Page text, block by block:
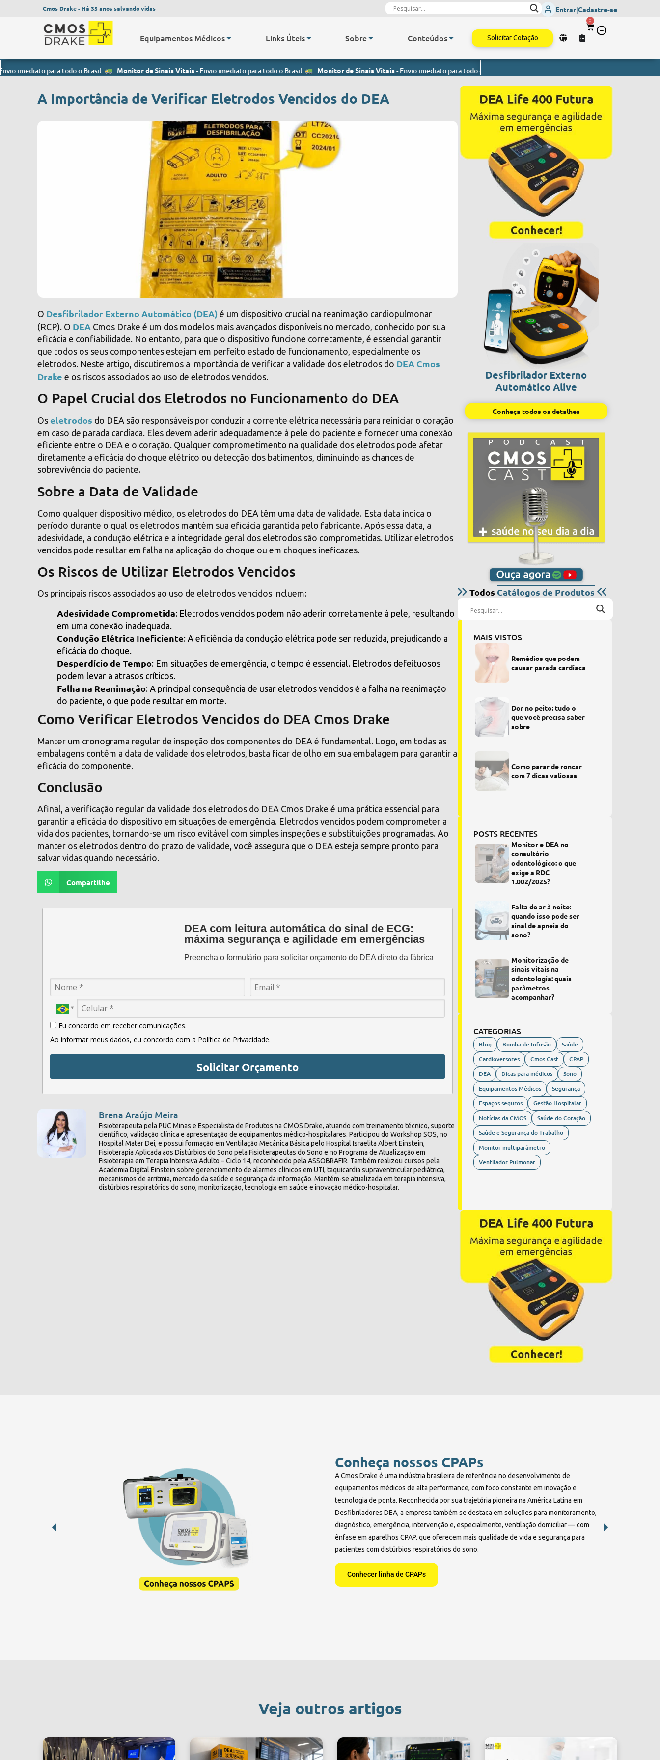
Cmos Drake - Há 35 anos salvando vidas Entrar|Cadastre-se
Equipamentos Médicos Links Úteis Sobre Conteúdos Solicitar Cotação
0
para todo o Brasil. Monitor de Sinais Vitais- Envio imediato para todo o Brasil. Monitor de Sinais Vitais- Envio imediato para todo o Brasil. Monitor de Sinais Vitais
A Importância de Verificar Eletrodos Vencidos do DEA
O Desfibrilador Externo Automático (DEA) é um dispositivo crucial na reanimação cardiopulmonar
(RCP). O DEA Cmos Drake é um dos modelos mais avançados disponíveis no mercado, conhecido por sua
eficácia e confiabilidade. No entanto, para que o dispositivo funcione corretamente, é essencial garantir
que todos os seus componentes estejam em perfeito estado de funcionamento, especialmente os
eletrodos. Neste artigo, discutiremos a importância de verificar a validade dos eletrodos do DEA Cmos
Drake e os riscos associados ao uso de eletrodos vencidos.
O Papel Crucial dos Eletrodos no Funcionamento do DEA
Oseletrodos do DEA são responsáveis por conduzir a corrente elétrica necessária para reiniciar o coração
em caso de parada cardíaca. Eles devem aderir adequadamente à pele do paciente e fornecer uma conexão
eficiente entre o DEA e o coração. Qualquer comprometimento na qualidade dos eletrodos pode afetar
diretamente a eficácia do choque elétrico ou detecção dos batimentos, diminuindo as chances de
sobrevivência do paciente.
Sobre a Data de Validade
Como qualquer dispositivo médico, os eletrodos do DEA têm uma data de validade. Esta data indica o
período durante o qual os eletrodos mantêm sua eficácia garantida pelo fabricante. Após essa data, a
adesividade, a condução elétrica e a integridade geral dos eletrodos são comprometidas. Utilizar eletrodos
vencidos pode resultar em falha na aplicação do choque ou em choques ineficazes.
Os Riscos de Utilizar Eletrodos Vencidos
Os principais riscos associados ao uso de eletrodos vencidos incluem:
Adesividade Comprometida: Eletrodos vencidos podem não aderir corretamente à pele, resultando
em uma conexão inadequada.
Condução Elétrica Ineficiente: A eficiência da condução elétrica pode ser reduzida, prejudicando a
eficácia do choque.
Desperdício de Tempo: Em situações de emergência, o tempo é essencial. Eletrodos defeituosos
podem levar a atrasos críticos.
Falha na Reanimação: A principal consequência de usar eletrodos vencidos é a falha na reanimação
do paciente, o que pode resultar em morte.
Como Verificar Eletrodos Vencidos do DEA Cmos Drake
Manter um cronograma regular de inspeção dos componentes do DEA é fundamental. Logo, em todas as
embalagens contêm a data de validade dos eletrodos, basta ficar de olho em sua embalagem para garantir a
eficácia do componente.
Conclusão
Afinal, a verificação regular da validade dos eletrodos do DEA Cmos Drake é uma prática essencial para
garantir a eficácia do dispositivo em situações de emergência. Eletrodos vencidos podem comprometer a
vida dos pacientes, tornando-se um risco evitável com simples inspeções e substituições programadas. Ao
manter os eletrodos dentro do prazo de validade, você assegura que o DEA esteja sempre pronto para
salvar vidas quando necessário.
Compartilhe
DEA com leitura automática do sinal de ECG:
máxima segurança e agilidade em emergências
Preencha o formulário para solicitar orçamento do DEA direto da fábrica
Eu concordo em receber comunicações.
Ao informar meus dados, eu concordo com a Política de Privacidade.
Solicitar Orçamento
Brena Araújo Meira
Fisioterapeuta pela PUC Minas e Especialista de Produtos na CMOS Drake, atuando com treinamento técnico, suporte
científico, validação clínica e apresentação de equipamentos médico-hospitalares. Participou do Workshop SOS, no
Hospital Mater Dei, e possui formação em Ventilação Mecânica Básica pelo Hospital Israelita Albert Einstein,
Fisioterapia Aplicada aos Distúrbios do Sono pela Fisioterapeutas do Sono e no Programa de Atualização em
Fisioterapia em Terapia Intensiva Adulto – Ciclo 14, reconhecido pela ASSOBRAFIR. Também realizou cursos pela
Academia Digital Einstein sobre gerenciamento de alarmes clínicos em UTI, taquicardia supraventricular pediátrica,
mecanismos de arritmia, mercado da saúde e segurança da informação. Mantém-se atualizada em terapia intensiva,
distúrbios respiratórios do sono, monitorização, tecnologia em saúde e inovação médico-hospitalar.
Desfibrilador Externo
Automático Alive
Conheça todos os detalhes
Todos Catálogos de Produtos
MAIS VISTOS
Remédios que podem
causar parada cardíaca
Dor no peito: tudo o
que você precisa saber
sobre
Como parar de roncar
com 7 dicas valiosas
POSTS RECENTES
Monitor e DEA no
consultório
odontológico: o que
exige a RDC
1.002/2025?
Falta de ar à noite:
quando isso pode ser
sinal de apneia do
sono?
Monitorização de
sinais vitais na
odontologia: quais
parâmetros
acompanhar?
CATEGORIAS
Blog Bomba de Infusão
Saúde
Cardioversores
Cmos Cast
CPAP
DEA
Dicas para médicos
Sono
Equipamentos Médicos
Segurança
Espaços seguros
Gestão Hospitalar
Notícias da CMOS
Saúde do Coração
Saúde e Segurança do Trabalho
Monitor multiparâmetro
Ventilador Pulmonar
Conheça nossos CPAPs
A Cmos Drake é uma indústria brasileira de referência no desenvolvimento de
equipamentos médicos de alta performance, com foco constante em inovação e
tecnologia de ponta. Reconhecida por sua trajetória pioneira na América Latina em
Desfibriladores DEA, a empresa também se destaca em soluções para monitoramento,
diagnóstico, emergência, intervenção e, especialmente, ventilação domiciliar — com
ênfase em aparelhos CPAP, que oferecem mais qualidade de vida e segurança para
pacientes com distúrbios respiratórios do sono.
Conhecer linha de CPAPs
Veja outros artigos